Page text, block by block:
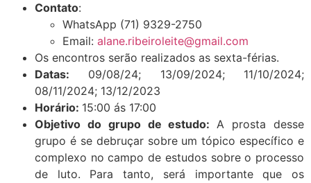
Contato:
WhatsApp (71) 9329-2750
Email: alane.ribeiroleite@gmail.com
Os encontros serão realizados as sexta-férias.
Datas: 09/08/24; 13/09/2024; 11/10/2024;
08/11/2024; 13/12/2023
Horário: 15:00 ás 17:00
Objetivo do grupo de estudo:A prosta desse
grupo é se debruçar sobre um tópico específico e
complexo no campo de estudos sobre o processo
de luto. Para tanto, será importante que os